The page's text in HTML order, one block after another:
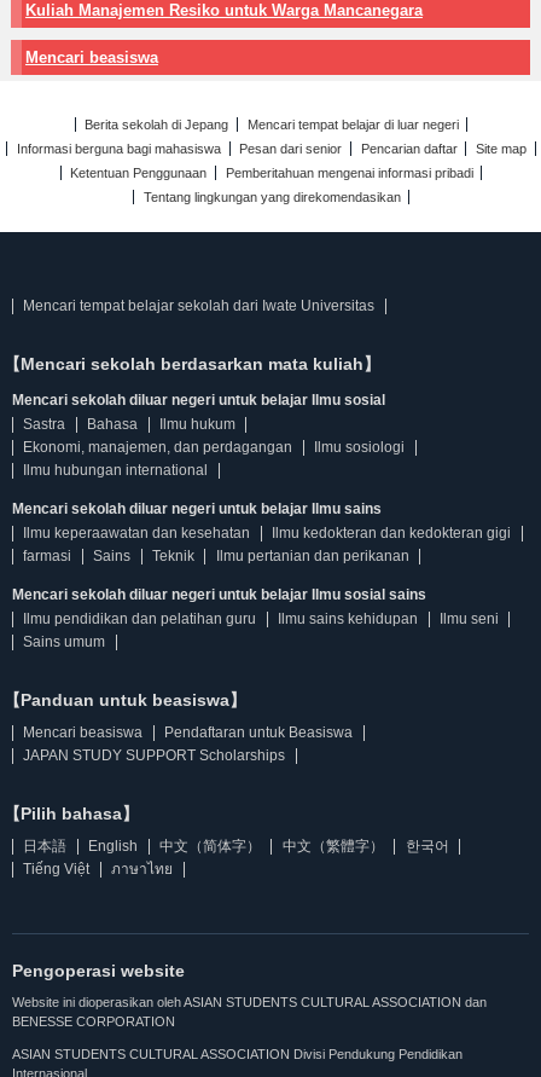
Kuliah Manajemen Resiko untuk Warga Mancanegara
Mencari beasiswa
Berita sekolah di Jepang
Mencari tempat belajar di luar negeri
Informasi berguna bagi mahasiswa
Pesan dari senior Pencarian daftar
Site map
Ketentuan Penggunaan
Pemberitahuan mengenai informasi pribadi
Tentang lingkungan yang direkomendasikan
Mencari tempat belajar sekolah dari Iwate Universitas
【Mencari sekolah berdasarkan mata kuliah】
Mencari sekolah diluar negeri untuk belajar Ilmu sosial
Sastra
Bahasa
Ilmu hukum
Ekonomi, manajemen, dan perdagangan
Ilmu sosiologi
Ilmu hubungan international
Mencari sekolah diluar negeri untuk belajar Ilmu sains
Ilmu keperaawatan dan kesehatan
Ilmu kedokteran dan kedokteran gigi
farmasi
Sains Teknik Ilmu pertanian dan perikanan
Mencari sekolah diluar negeri untuk belajar Ilmu sosial sains
Ilmu pendidikan dan pelatihan guru
Ilmu sains kehidupan
Ilmu seni
Sains umum
【Panduan untuk beasiswa】
Mencari beasiswa
Pendaftaran untuk Beasiswa
JAPAN STUDY SUPPORT Scholarships
【Pilih bahasa】
日本語 English 中文（简体字） 中文（繁體字）
한국어
Tiếng Việt
ภาษาไทย
Pengoperasi website
Website ini dioperasikan oleh ASIAN STUDENTS CULTURAL ASSOCIATION dan
BENESSE CORPORATION
ASIAN STUDENTS CULTURAL ASSOCIATION Divisi Pendukung Pendidikan
Internasional